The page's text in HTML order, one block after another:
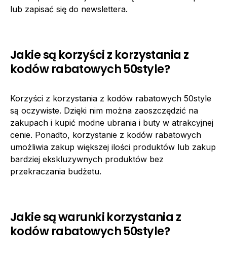
lub zapisać się do newslettera.
Jakie są korzyści z korzystania z
kodów rabatowych 50style?
Korzyści z korzystania z kodów rabatowych 50style
są oczywiste. Dzięki nim można zaoszczędzić na
zakupach i kupić modne ubrania i buty w atrakcyjnej
cenie. Ponadto, korzystanie z kodów rabatowych
umożliwia zakup większej ilości produktów lub zakup
bardziej ekskluzywnych produktów bez
przekraczania budżetu.
Jakie są warunki korzystania z
kodów rabatowych 50style?